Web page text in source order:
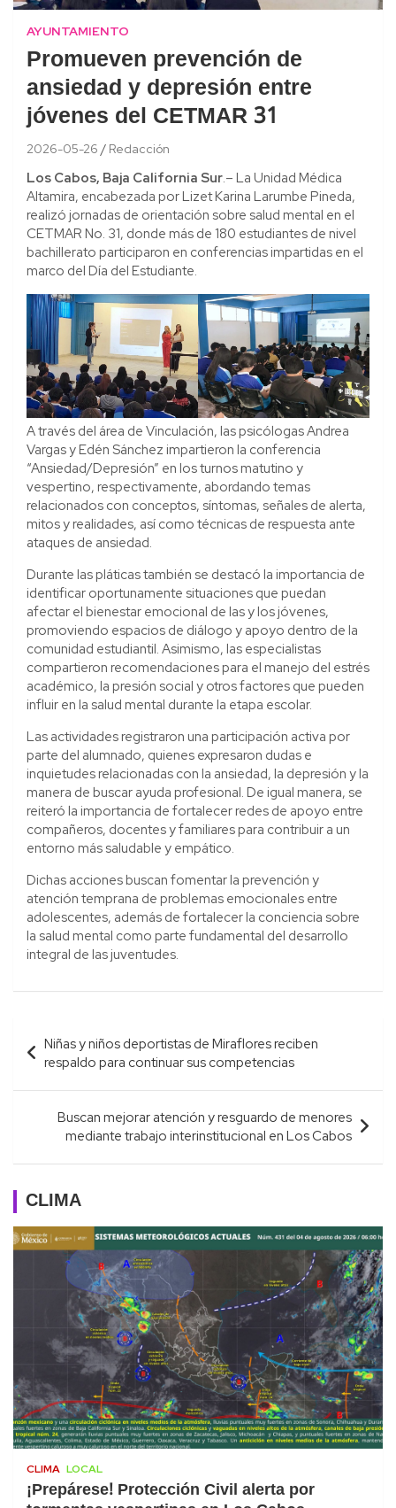
AYUNTAMIENTO
Promueven prevención de
ansiedad y depresión entre
jóvenes del CETMAR 31
2026-05-26 Redacción
Los Cabos, Baja California Sur.– La Unidad Médica
Altamira, encabezada por Lizet Karina Larumbe Pineda,
realizó jornadas de orientación sobre salud mental en el
CETMAR No. 31, donde más de 180 estudiantes de nivel
bachillerato participaron en conferencias impartidas en el
marco del Día del Estudiante.
A través del área de Vinculación, las psicólogas Andrea
Vargas y Edén Sánchez impartieron la conferencia
“Ansiedad/Depresión” en los turnos matutino y
vespertino, respectivamente, abordando temas
relacionados con conceptos, síntomas, señales de alerta,
mitos y realidades, así como técnicas de respuesta ante
ataques de ansiedad.
Durante las pláticas también se destacó la importancia de
identificar oportunamente situaciones que puedan
afectar el bienestar emocional de las y los jóvenes,
promoviendo espacios de diálogo y apoyo dentro de la
comunidad estudiantil. Asimismo, las especialistas
compartieron recomendaciones para el manejo del estrés
académico, la presión social y otros factores que pueden
influir en la salud mental durante la etapa escolar.
Las actividades registraron una participación activa por
parte del alumnado, quienes expresaron dudas e
inquietudes relacionadas con la ansiedad, la depresión y la
manera de buscar ayuda profesional. De igual manera, se
reiteró la importancia de fortalecer redes de apoyo entre
compañeros, docentes y familiares para contribuir a un
entorno más saludable y empático.
Dichas acciones buscan fomentar la prevención y
atención temprana de problemas emocionales entre
adolescentes, además de fortalecer la conciencia sobre
la salud mental como parte fundamental del desarrollo
integral de las juventudes.
Navegación
de
entradas
Niñas y niños deportistas de Miraflores reciben
respaldo para continuar sus competencias
Buscan mejorar atención y resguardo de menores
mediante trabajo interinstitucional en Los Cabos
CLIMA
CLIMA LOCAL
¡Prepárese! Protección Civil alerta por